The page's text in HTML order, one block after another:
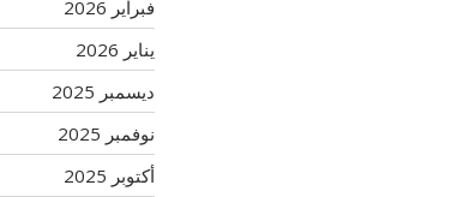
فبراير 2026
يناير 2026
ديسمبر 2025
نوفمبر 2025
أكتوبر 2025